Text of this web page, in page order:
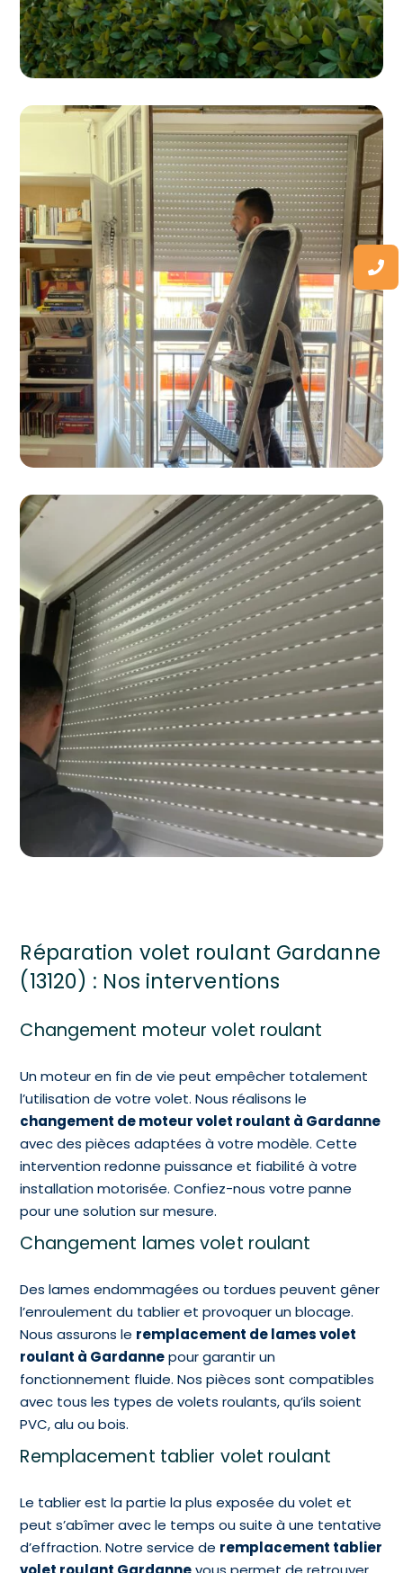
Réparation volet roulant Gardanne
(13120) : Nos interventions
Changement moteur volet roulant
Un moteur en fin de vie peut empêcher totalement
l’utilisation de votre volet. Nous réalisons le
changement de moteur volet roulant à Gardanne
avec des pièces adaptées à votre modèle. Cette
intervention redonne puissance et fiabilité à votre
installation motorisée. Confiez-nous votre panne
pour une solution sur mesure.
Changement lames volet roulant
Des lames endommagées ou tordues peuvent gêner
l’enroulement du tablier et provoquer un blocage.
Nous assurons le remplacement de lames volet
roulant à Gardannepour garantir un
fonctionnement fluide. Nos pièces sont compatibles
avec tous les types de volets roulants, qu’ils soient
PVC, alu ou bois.
Remplacement tablier volet roulant
Le tablier est la partie la plus exposée du volet et
peut s’abîmer avec le temps ou suite à une tentative
d’effraction. Notre service de remplacement tablier